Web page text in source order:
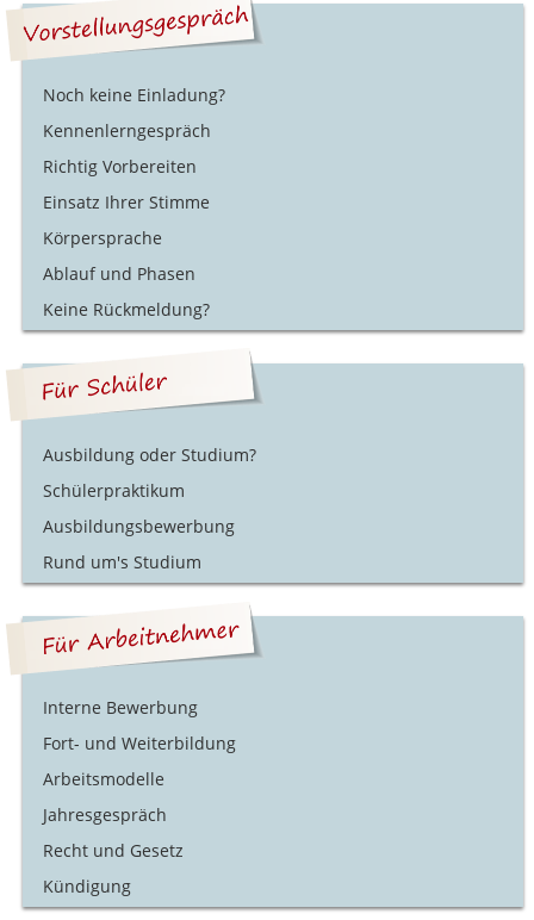
Noch keine Einladung?
Kennenlerngespräch
Richtig Vorbereiten
Einsatz Ihrer Stimme
Körpersprache
Ablauf und Phasen
Keine Rückmeldung?
Ausbildung oder Studium?
Schülerpraktikum
Ausbildungsbewerbung
Rund um's Studium
Interne Bewerbung
Fort- und Weiterbildung
Arbeitsmodelle
Jahresgespräch
Recht und Gesetz
Kündigung